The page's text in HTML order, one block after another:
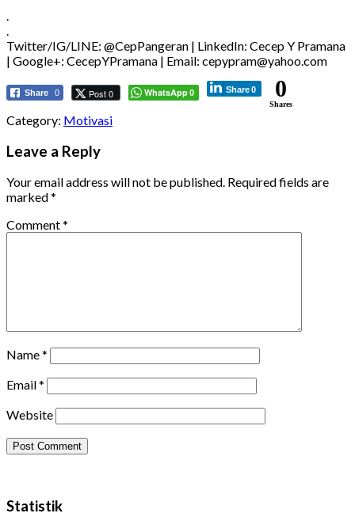
.
.
Twitter/IG/LINE: @CepPangeran | LinkedIn: Cecep Y Pramana
| Google+: CecepYPramana | Email: cepypram@yahoo.com
Share 0 Post 0 WhatsApp0 Share0 0
Shares
Category: Motivasi
Leave a Reply
Your email address will not be published. Required fields are
marked*
Comment*
Name*
Email*
Website
Statistik